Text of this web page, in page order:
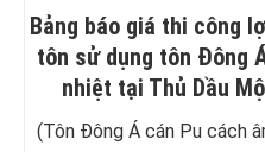
Bảng báo giá thi công
tôn sử dụng tôn Đông
nhiệt tại Thủ Dầu
(Tôn Đông Á cán Pu cách